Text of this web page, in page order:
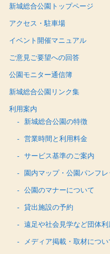
新城総合公園トップページ
アクセス・駐車場
イベント開催マニュアル
ご意見ご要望への回答
公園モニター通信簿
新城総合公園リンク集
利用案内
新城総合公園の特徴
営業時間と利用料金
サービス基準のご案内
園内マップ・公園パンフレ
公園のマナーについて
貸出施設の予約
遠足や社会見学など団体
メディア掲載・取材につい